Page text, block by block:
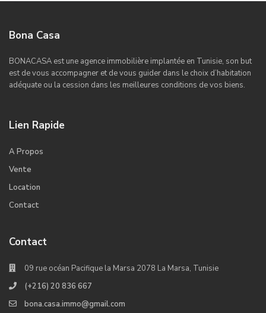
Bona Casa
BONACASA est une agence immobilière implantée en Tunisie, son but
est de vous accompagner et de vous guider dans le choix d’habitation
adéquate ou la cession dans les meilleures conditions de vos biens.
Lien Rapide
A Propos
Vente
Location
Contact
Contact
09 rue océan Pacifique la Marsa 2078 La Marsa, Tunisie
(+216) 20 836 667
bona.casa.immo@gmail.com